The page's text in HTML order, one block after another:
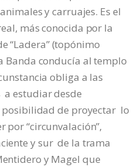
y carruajes. Es el
más conocida por la
“Ladera” (topónimo
Banda conducía al templo
obliga a las
estudiar desde
posibilidad de proyectar lo
por “circunvalación”,
y sur de la trama
y Magel que